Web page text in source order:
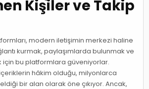
Kişiler ve Takip
modern iletişimin merkezi haline
kurmak, paylaşımlarda bulunmak ve
için bu platformlara güveniyorlar.
hâkim olduğu, milyonlarca
bir alan olarak öne çıkıyor. Ancak,